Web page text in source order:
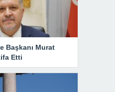
Başkanı Murat
Etti